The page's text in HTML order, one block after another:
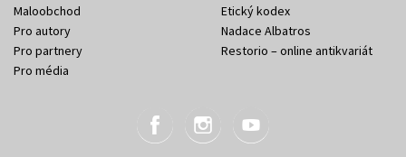
Maloobchod
Pro autory
Pro partnery
Pro média
Etický kodex
Nadace Albatros
Restorio – online antikvariát